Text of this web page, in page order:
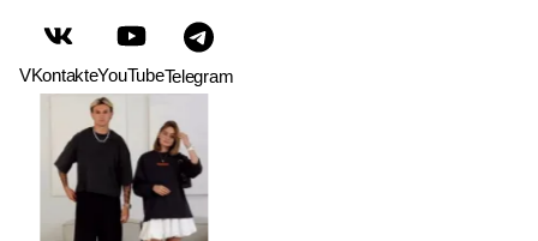
VKontakteYouTubeTelegram